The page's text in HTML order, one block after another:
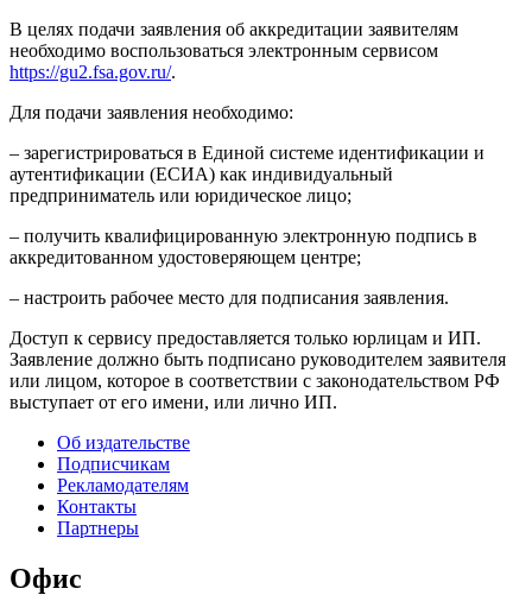
В целях подачи заявления об аккредитации заявителям
необходимо воспользоваться электронным сервисом
https://gu2.fsa.gov.ru/.
Для подачи заявления необходимо:
– зарегистрироваться в Единой системе идентификации и
аутентификации (ЕСИА) как индивидуальный
предприниматель или юридическое лицо;
– получить квалифицированную электронную подпись в
аккредитованном удостоверяющем центре;
– настроить рабочее место для подписания заявления.
Доступ к сервису предоставляется только юрлицам и ИП.
Заявление должно быть подписано руководителем заявителя
или лицом, которое в соответствии с законодательством РФ
выступает от его имени, или лично ИП.
Об издательстве
Подписчикам
Рекламодателям
Контакты
Партнеры
Офис